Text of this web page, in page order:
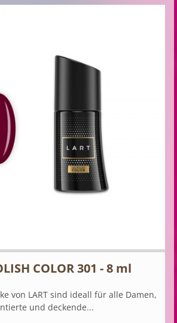
COLOR 301 - 8 ml
von LART sind ideall für alle Damen,
und deckende...